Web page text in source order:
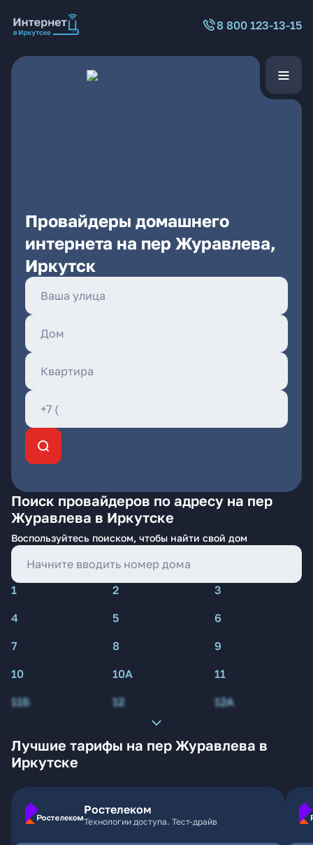
8 800 123-13-15
Провайдеры домашнего
интернета на пер Журавлева,
Иркутск
Поиск провайдеров по адресу на пер
Журавлева в Иркутске
Воспользуйтесь поиском, чтобы найти свой дом
1 2
3
4
5
6
7
8
9
10
10А
11
11Б
12 12А
Лучшие тарифы на пер Журавлева в
Иркутске
Ростелеком
Технологии доступа. Тест-драйв